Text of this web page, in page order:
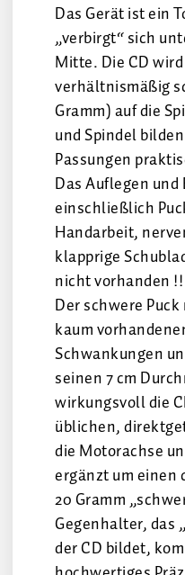
Das Gerät ist ein
„verbirgt“ sich
Mitte. Die CD
verhältnismäßig
Gramm) auf die
und Spindel
Passungen
Das Auflegen
einschließlich
Handarbeit,
klapprige
nicht vorhanden !!
Der schwere
kaum
Schwankungen
seinen 7 cm
wirkungsvoll die
üblichen,
die Motorachse
ergänzt um einen
20 Gramm
Gegenhalter, das
der CD bildet,